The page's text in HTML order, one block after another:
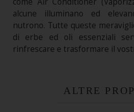
alcune illuminano ed
nutrono. Tutte queste
di erbe ed oli essenziali
rinfrescare e trasformare il
ALTRE